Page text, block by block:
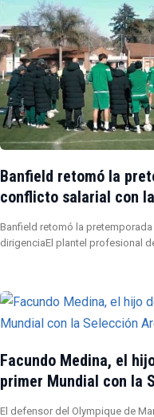
Banfield retomó la
conflicto salarial con
Banfield retomó la
dirigenciaEl plantel profesional
Facundo Medina, el
primer Mundial con la
El defensor del Olympique de